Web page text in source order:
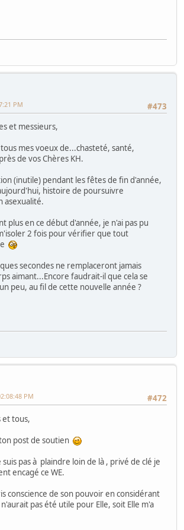
#473
PM
et messieurs,
mes voeux de...chasteté, santé,
de vos Chères KH.
(inutile) pendant les fêtes de fin d'année,
histoire de poursuivre
asexualité.
plus en ce début d'année, je n'ai pas pu
2 fois pour vérifier que tout
secondes ne remplaceront jamais
aimant...Encore faudrait-il que cela se
peu, au fil de cette nouvelle année ?
#472
PM
et tous,
post de soutien
suis pas à plaindre loin de là , privé de clé je
encagé ce WE.
conscience de son pouvoir en considérant
pas été utile pour Elle, soit Elle m'a